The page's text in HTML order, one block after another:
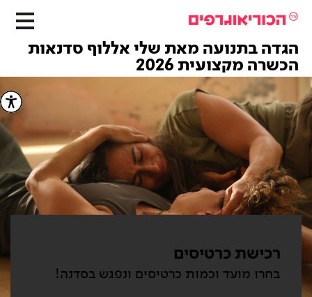
הגדה בתנועה מאת שלי אללוף סדנאות
הכשרה מקצועית 2026
רכישת כרטיסים
בחרו מועד וכמות כרטיסים ונפגש בסדנה!